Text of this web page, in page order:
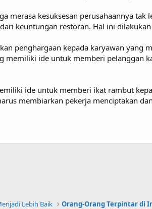
merasa kesuksesan perusahaannya
keuntungan restoran. Hal ini
penghargaan kepada karyawan yang
memiliki ide untuk memberi pelanggan
ide untuk memberi ikat rambut
membiarkan pekerja menciptakan
Lebih Baik Orang-Orang Terpintar di